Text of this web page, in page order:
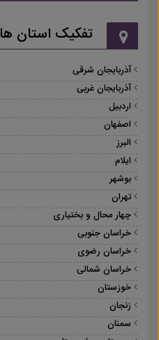
تفکیک استان ها
آذربایجان شرقی
آذربایجان غربی
اردبیل
اصفهان
البرز
ایلام
بوشهر
تهران
چهار محال و بختیاری
خراسان جنوبی
خراسان رضوی
خراسان شمالی
خوزستان
زنجان
سمنان